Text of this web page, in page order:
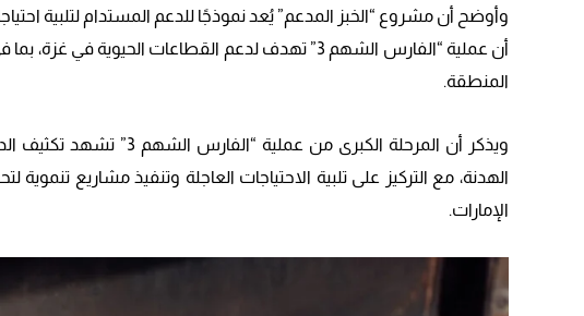
وأوضح أن مشروع “الخبز المدعم” يُعد نموذجًا للدعم المستدام لتلبية
أن عملية “الفارس الشهم 3” تهدف لدعم القطاعات
المنطقة.
ويذكر أن المرحلة الكبرى من
الهدنة، مع التركيز على تلبية الاحتياجات العاجلة وتنفيذ مشاريع
الإمارات.